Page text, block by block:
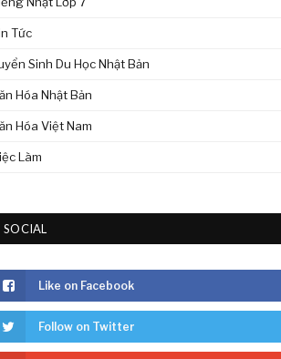
Tức
Sinh Du Học Nhật Bản
Hóa Nhật Bản
Hóa Việt Nam
Làm
SOCIAL
Like on Facebook
Follow on Twitter